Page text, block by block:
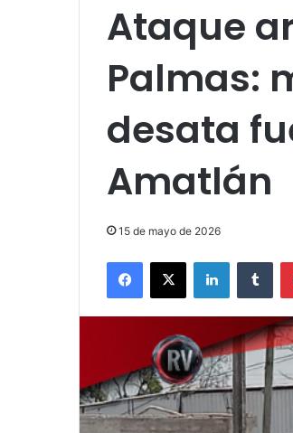
Ataque
Palmas:
desata
Amatlán
15 de mayo de 2026
Facebook
X LinkedIn